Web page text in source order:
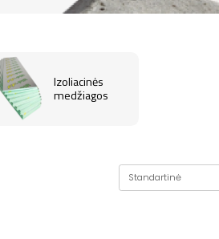
Izoliacinės
medžiagos
Standartinė